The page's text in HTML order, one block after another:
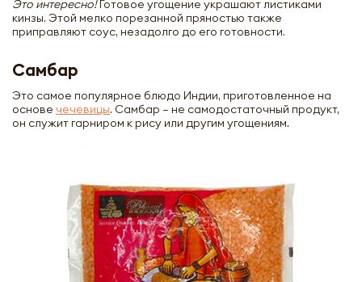
Это интересно!Готовое угощение украшают листиками
кинзы. Этой мелко порезанной пряностью также
приправляют соус, незадолго до его готовности.
Самбар
Это самое популярное блюдо Индии, приготовленное на
основе чечевицы. Самбар – не самодостаточный продукт,
он служит гарниром к рису или другим угощениям.